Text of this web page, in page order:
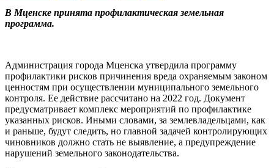
В Мценске принята профилактическая земельная
программа.
Администрация города Мценска утвердила программу
профилактики рисков причинения вреда охраняемым законом
ценностям при осуществлении муниципального земельного
контроля. Ее действие рассчитано на 2022 год. Документ
предусматривает комплекс мероприятий по профилактике
указанных рисков. Иными словами, за землевладельцами, как
и раньше, будут следить, но главной задачей контролирующих
чиновников должно стать не выявление, а предупреждение
нарушений земельного законодательства.